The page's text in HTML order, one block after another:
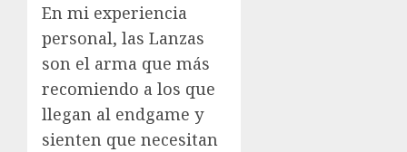
En mi experiencia
personal, las Lanzas
son el arma que más
recomiendo a los que
llegan al endgame y
sienten que necesitan